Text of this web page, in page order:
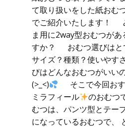
て取り扱いをした紙おむ
でご紹介いたします！
ま用に2way型おむつが
すか？ おむつ選びはと
サイズ？種類？使いやす
びはどんなおむつがいい
(>_<)
そこで今回お
ミラフィール
のおむつ
むつは、パンツ型とテー
になっているおむつで、